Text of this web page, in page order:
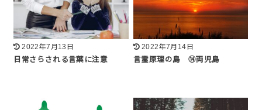
2022年7月13日
日常さらされる言葉に注意
2022年7月14日
言霊原理の島 ⑭両児島